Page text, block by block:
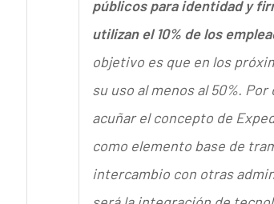
públicos para identidad y
utilizan el 10% de los
objetivo es que en los
su uso al menos al 50%.
acuñar el concepto de
como elemento base de
intercambio con otras